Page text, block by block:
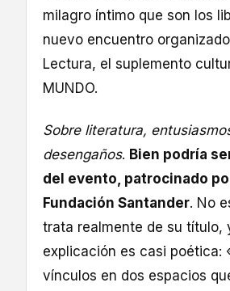
milagro íntimo que son los
nuevo encuentro
Lectura, el suplemento
MUNDO.
Sobre literatura,
desengaños. Bien podría
del evento, patrocinado
Fundación Santander. No
trata realmente de su título,
explicación es casi poética:
vínculos en dos espacios